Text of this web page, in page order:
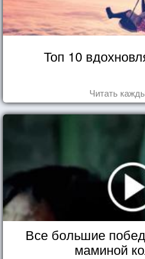
Топ 10
Читать
Все большие
маминой